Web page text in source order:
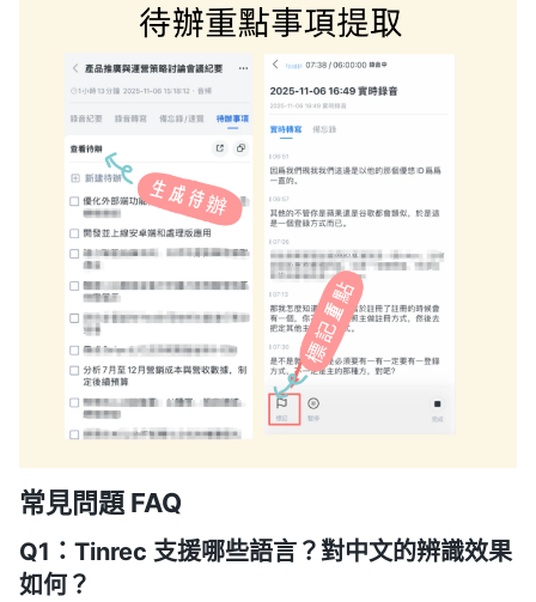
常見問題 FAQ
Q1：Tinrec 支援哪些語言？對中文的辨識效果
如何？